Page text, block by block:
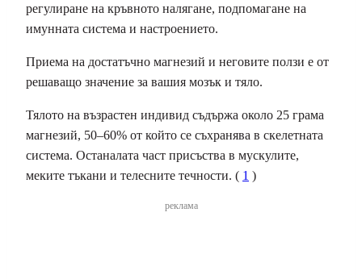
регулиране на кръвното налягане, подпомагане на
имунната система и настроението.
Приема на достатъчно магнезий и неговите ползи е от
решаващо значение за вашия мозък и тяло.
Тялото на възрастен индивид съдържа около 25 грама
магнезий, 50–60% от който се съхранява в скелетната
система. Останалата част присъства в мускулите,
меките тъкани и телесните течности. ( 1 )
реклама